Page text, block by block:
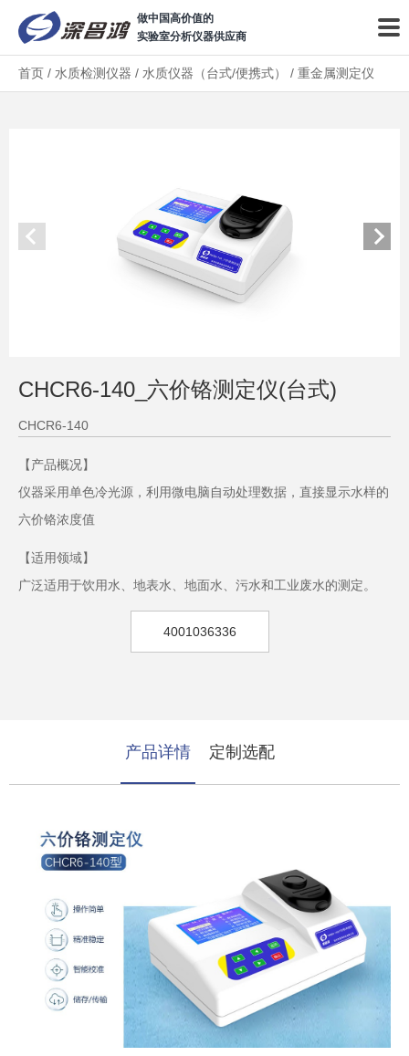
做中国高价值的
实验室分析仪器供应商
首页 / 水质检测仪器 / 水质仪器（台式/便携式） / 重金属测定仪
CHCR6-140_六价铬测定仪(台式)
CHCR6-140
【产品概况】
仪器采用单色冷光源，利用微电脑自动处理数据，直接显示水样的
六价铬浓度值
【适用领域】
广泛适用于饮用水、地表水、地面水、污水和工业废水的测定。
4001036336
产品详情 定制选配